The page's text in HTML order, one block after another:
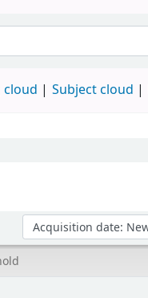
cloud Subject cloud